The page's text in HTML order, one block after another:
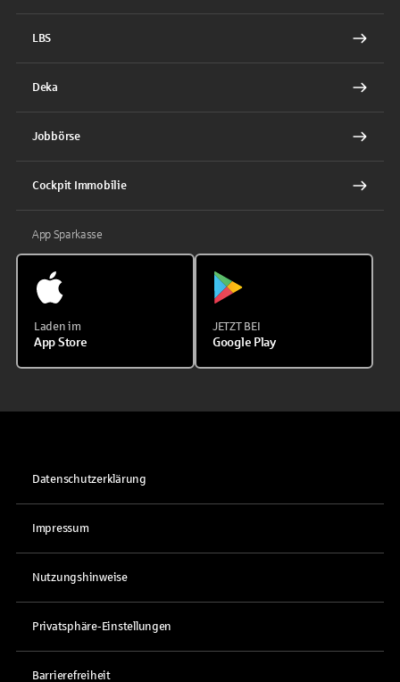
LBS
Deka
Jobbörse
Cockpit Immobilie
App Sparkasse
Laden im
App Store
JETZT BEI
Google Play
Datenschutzerklärung
Impressum
Nutzungshinweise
Privatsphäre-Einstellungen
Barrierefreiheit